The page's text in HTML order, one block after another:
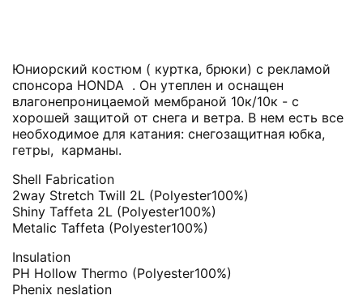
Юниорский костюм ( куртка, брюки) с рекламой
спонсора HONDA . Он утеплен и оснащен
влагонепроницаемой мембраной 10к/10к - с
хорошей защитой от снега и ветра. В нем есть все
необходимое для катания: снегозащитная юбка,
гетры, карманы.
Shell Fabrication
2way Stretch Twill 2L (Polyester100%)
Shiny Taffeta 2L (Polyester100%)
Metalic Taffeta (Polyester100%)
Insulation
PH Hollow Thermo (Polyester100%)
Phenix neslation